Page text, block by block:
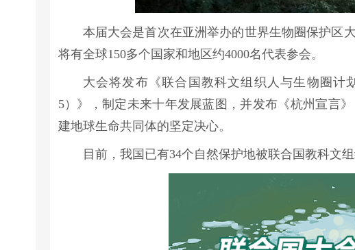
本届大会是首次在亚洲举办的世界生物圈保护区
将有全球150多个国家和地区约4000名代表参会。
大会将发布《联合国教科文组织人与生物圈计
5）》，制定未来十年发展蓝图，并发布《杭州宣言
建地球生命共同体的坚定决心。
目前，我国已有34个自然保护地被联合国教科文